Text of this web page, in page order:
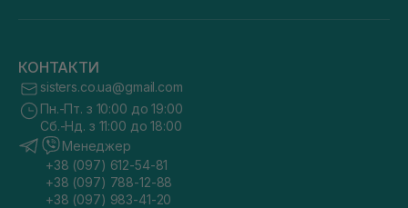
КОНТАКТИ
sisters.co.ua@gmail.com
Пн.-Пт. з 10:00 до 19:00
Сб.-Нд. з 11:00 до 18:00
Менеджер
+38 (097) 612-54-81
+38 (097) 788-12-88
+38 (097) 983-41-20